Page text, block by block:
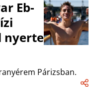
Eb-
nyerte
Párizsban.